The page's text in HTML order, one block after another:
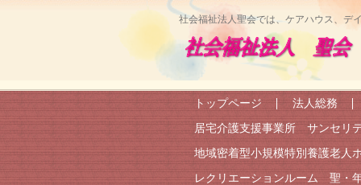
社会福祉法人聖会では、ケアハウス、デ
トップページ 法人総務
居宅介護支援事業所 サンセリ
地域密着型小規模特別養護老
レクリエーションルーム 聖・